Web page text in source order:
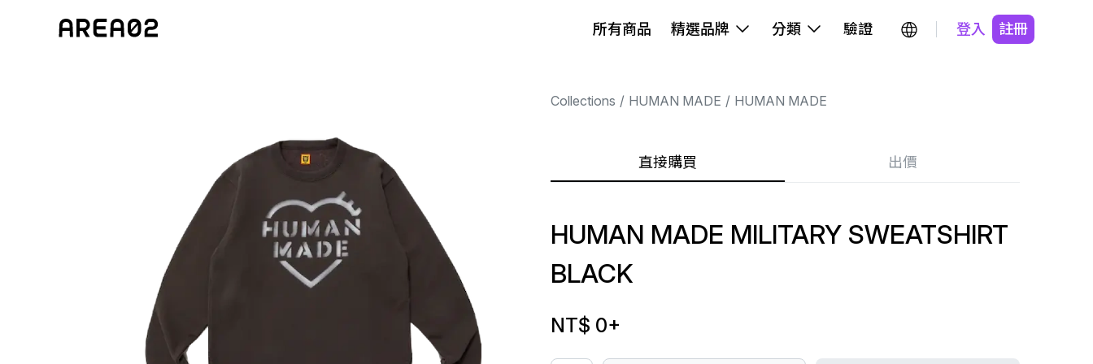
所有商品 精選品牌 分類 驗證 登入 註冊
Collections HUMAN MADE HUMAN MADE
直接購買 出價
HUMAN MADE MILITARY SWEATSHIRT
BLACK
NT$ 0+